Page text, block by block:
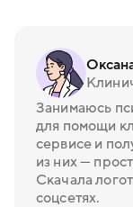
Занимаюсь
для помощи
сервисе и
из них —
Скачала
соцсетях.